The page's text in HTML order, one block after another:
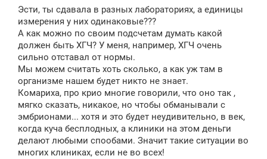
б
щ
н
и
Эсти, ты сдавала в разных лабораториях, а единицы
измерения у них одинаковые???
А как можно по своим подсчетам думать какой
должен быть ХГЧ? У меня, например, ХГЧ очень
сильно отставал от нормы.
Мы можем считать хоть сколько, а как уж там в
организме нашем будет никто не знает.
Комариха, про крио многие говорили, что оно так ,
мягко сказать, никакое, но чтобы обманывали с
эмбрионами... хотя и это будет неудивительно, в век,
когда куча бесплодных, а клиники на этом деньги
делают любыми спообами. Значит такие ситуации во
многих клиниках, если не во всех!